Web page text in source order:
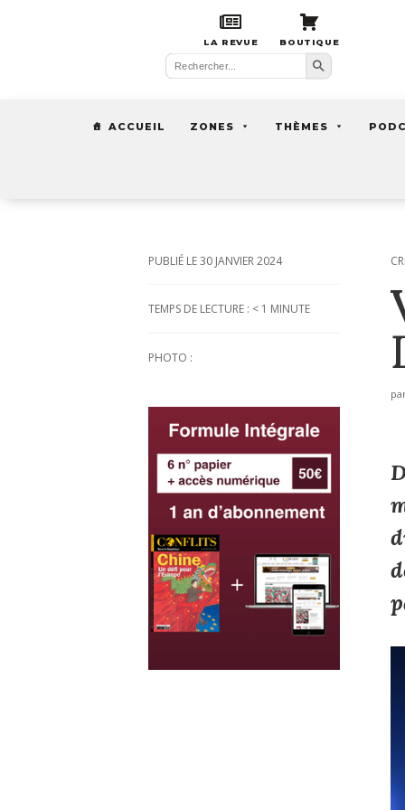
LA REVUE BOUTIQUE
Search
for:
Search Button
ACCUEIL ZONES THÈMES
30 JANVIER 2024
TEMPS DE LECTURE : < 1 MINUTE
PHOTO :